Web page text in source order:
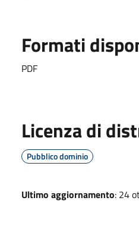
Formati
PDF
Licenza di
Pubblico dominio
Ultimo aggiornamento: 24